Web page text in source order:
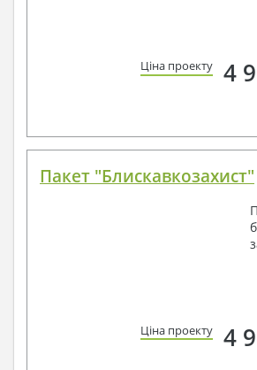
Ціна проекту 4
Пакет "Блискавкозахист"
Ціна проекту 4